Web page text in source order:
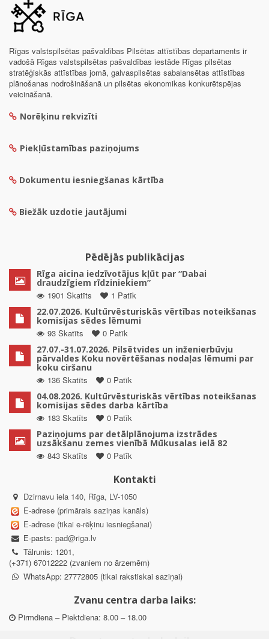
Rīgas valstspilsētas pašvaldības Pilsētas attīstības departaments ir
vadošā Rīgas valstspilsētas pašvaldības iestāde Rīgas pilsētas
stratēģiskās attīstības jomā, galvaspilsētas sabalansētas attīstības
plānošanas nodrošināšanā un pilsētas ekonomikas konkurētspējas
veicināšanā.
Norēķinu rekvizīti
Piekļūstamības paziņojums
Dokumentu iesniegšanas kārtība
Biežāk uzdotie jautājumi
Pēdējās publikācijas
Rīga aicina iedzīvotājus kļūt par “Dabai
draudzīgiem rīdziniekiem”
1901 Skatīts
1 Patīk
22.07.2026. Kultūrvēsturiskās vērtības noteikšanas
komisijas sēdes lēmumi
93 Skatīts
0 Patīk
27.07.-31.07.2026. Pilsētvides un inženierbūvju
pārvaldes Koku novērtēšanas nodaļas lēmumi par
koku ciršanu
136 Skatīts
0 Patīk
04.08.2026. Kultūrvēsturiskās vērtības noteikšanas
komisijas sēdes darba kārtība
183 Skatīts
0 Patīk
Paziņojums par detālplānojuma izstrādes
uzsākšanu zemes vienībā Mūkusalas ielā 82
843 Skatīts
0 Patīk
Kontakti
Dzirnavu iela 140, Rīga, LV-1050
E-adrese (primārais saziņas kanāls)
E-adrese (tikai e-rēķinu iesniegšanai)
E-pasts: pad@riga.lv
Tālrunis: 1201,
(+371) 67012222 (zvaniem no ārzemēm)
WhatsApp: 27772805 (tikai rakstiskai saziņai)
Zvanu centra darba laiks:
Pirmdiena – Piektdiena: 8.00 – 18.00